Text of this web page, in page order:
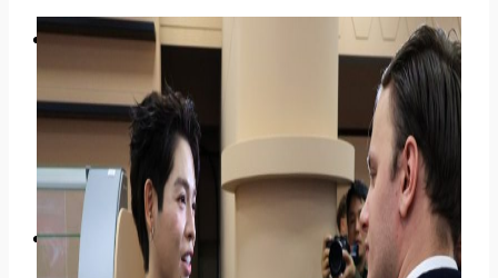
Drama & Thị Phi
Drama Sao Việt
Drama Quốc Tế
Những cuộc khẩu chiến
Scandal Hậu Trường
Đời Sống Sao